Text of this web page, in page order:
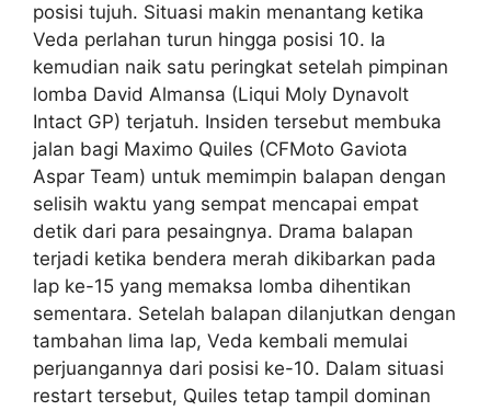
posisi tujuh. Situasi makin menantang ketika
Veda perlahan turun hingga posisi 10. Ia
kemudian naik satu peringkat setelah pimpinan
lomba David Almansa (Liqui Moly Dynavolt
Intact GP) terjatuh. Insiden tersebut membuka
jalan bagi Maximo Quiles (CFMoto Gaviota
Aspar Team) untuk memimpin balapan dengan
selisih waktu yang sempat mencapai empat
detik dari para pesaingnya. Drama balapan
terjadi ketika bendera merah dikibarkan pada
lap ke-15 yang memaksa lomba dihentikan
sementara. Setelah balapan dilanjutkan dengan
tambahan lima lap, Veda kembali memulai
perjuangannya dari posisi ke-10. Dalam situasi
restart tersebut, Quiles tetap tampil dominan